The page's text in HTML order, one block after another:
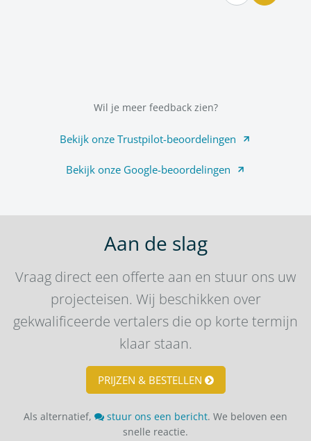
Wil je meer feedback zien?
Bekijk onze Trustpilot-beoordelingen
Bekijk onze Google-beoordelingen
Aan de slag
Vraag direct een offerte aan en stuur ons uw
projecteisen. Wij beschikken over
gekwalificeerde vertalers die op korte termijn
klaar staan.
PRIJZEN & BESTELLEN
Als alternatief, stuur ons een bericht. We beloven een
snelle reactie.